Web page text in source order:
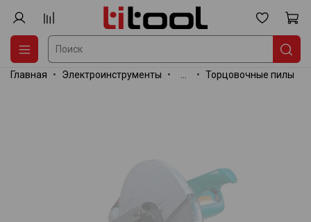
Главная Электроинструменты Торцовочные пилы